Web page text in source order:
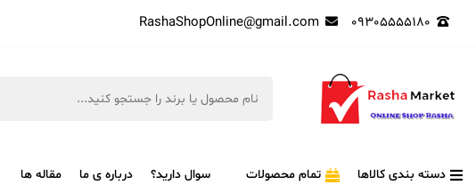
09305555180
RashaShopOnline@gmail.com
دسته بندی کالاها تمام محصولات سوال دارید؟ درباره ی ما مقاله ها